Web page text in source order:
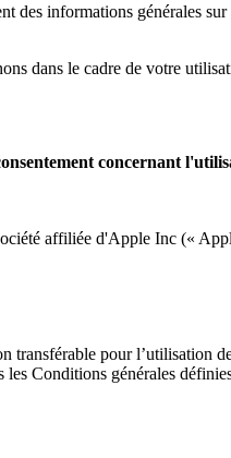
informations générales sur
dans le cadre de votre
concernant
affiliée d'Apple Inc («
transférable pour l’utilisation
Conditions générales